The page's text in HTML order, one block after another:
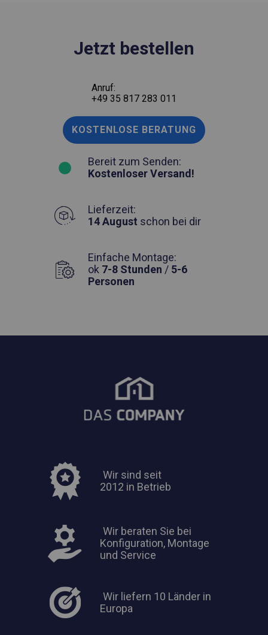
Jetzt bestellen
Anruf:
+49 35 817 283 011
KOSTENLOSE BERATUNG
Bereit zum Senden:
Kostenloser Versand!
Lieferzeit:
14 August schon bei dir
Einfache Montage:
ok 7-8 Stunden / 5-6
Personen
Wir sind seit
2012 in Betrieb
Wir beraten Sie bei
Konfiguration, Montage
und Service
Wir liefern 10 Länder in
Europa